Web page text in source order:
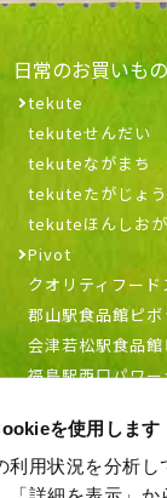
を使用します
利用状況を分析
日常のお買いもの
tekute
tekuteせんだい
tekuteながまち
tekuteたがじょう
tekuteほんしお
Pivot
クオリティフー
郡山駅食品館ピボ
会津若松駅食品館
福島駅西口パワ